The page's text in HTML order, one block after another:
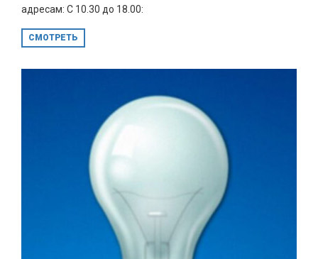
адресам: С 10.30 до 18.00:
СМОТРЕТЬ